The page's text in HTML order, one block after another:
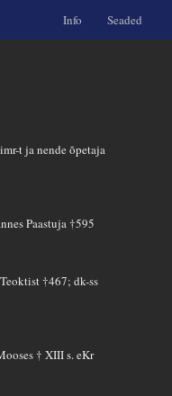
Info Seaded
t ja nende õpetaja
Paastuja †595
†467; dk-ss
† XIII s. eKr